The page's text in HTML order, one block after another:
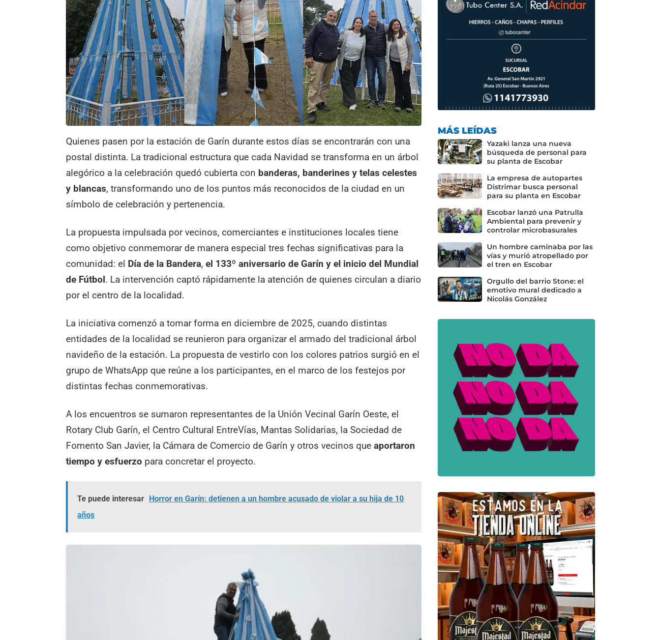
Quienes pasen por la estación de Garín durante estos días se encontrarán con una
postal distinta. La tradicional estructura que cada Navidad se transforma en un árbol
alegórico a la celebración quedó cubierta con banderas, banderines y telas celestes
y blancas, transformando uno de los puntos más reconocidos de la ciudad en un
símbolo de celebración y pertenencia.
La propuesta impulsada por vecinos, comerciantes e instituciones locales tiene
como objetivo conmemorar de manera especial tres fechas significativas para la
comunidad: el Día de la Bandera,el 133º aniversario de Garín y el inicio del Mundial
de Fútbol. La intervención captó rápidamente la atención de quienes circulan a diario
por el centro de la localidad.
La iniciativa comenzó a tomar forma en diciembre de 2025, cuando distintas
entidades de la localidad se reunieron para organizar el armado del tradicional árbol
navideño de la estación. La propuesta de vestirlo con los colores patrios surgió en el
grupo de WhatsApp que reúne a los participantes, en el marco de los festejos por
distintas fechas conmemorativas.
A los encuentros se sumaron representantes de la Unión Vecinal Garín Oeste, el
Rotary Club Garín, el Centro Cultural EntreVías, Mantas Solidarias, la Sociedad de
Fomento San Javier, la Cámara de Comercio de Garín y otros vecinos queaportaron
tiempo y esfuerzo para concretar el proyecto.
Te puede interesar
Horror en Garín: detienen a un hombre acusado de violar a su hija de 10
años
MÁS LEÍDAS
Yazaki lanza una nueva
búsqueda de personal para
su planta de Escobar
La empresa de autopartes
Distrimar busca personal
para su planta en Escobar
Escobar lanzó una Patrulla
Ambiental para prevenir y
controlar microbasurales
Un hombre caminaba por las
vías y murió atropellado por
el tren en Escobar
Orgullo del barrio Stone: el
emotivo mural dedicado a
Nicolás González